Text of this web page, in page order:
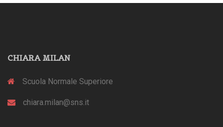
CHIARA MILAN
Scuola Normale Superiore
chiara.milan@sns.it